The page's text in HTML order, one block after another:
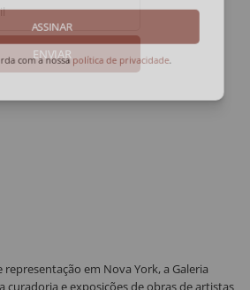
ASSINAR
com a nossapolítica de privacidade
ENVIAR
representação em Nova York, a Galeria
curadoria e exposições de obras de artistas